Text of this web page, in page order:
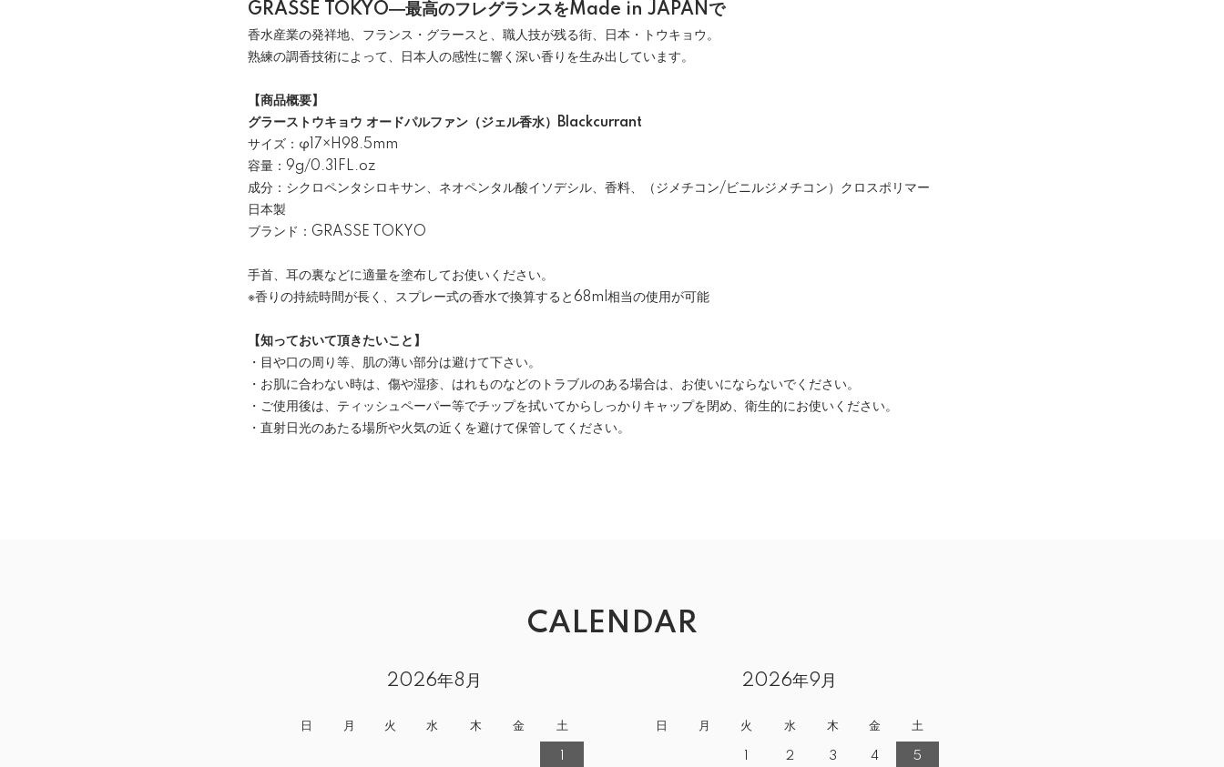
GRASSE TOKYO―最高のフレグランスをMade in JAPANで
香水産業の発祥地、フランス・グラースと、職人技が残る街、日本・トウキョウ。
熟練の調香技術によって、日本人の感性に響く深い香りを生み出しています。
【商品概要】
グラーストウキョウ オードパルファン（ジェル香水）Blackcurrant
サイズ：φ17×H98.5mm
容量：9g/0.31FL.oz
成分：シクロペンタシロキサン、ネオペンタル酸イソデシル、香料、（ジメチコン/ビニルジメチコン）クロスポリマー
日本製
ブランド：GRASSE TOKYO
手首、耳の裏などに適量を塗布してお使いください。
※香りの持続時間が長く、スプレー式の香水で換算すると68ml相当の使用が可能
【知っておいて頂きたいこと】
・目や口の周り等、肌の薄い部分は避けて下さい。
・お肌に合わない時は、傷や湿疹、はれものなどのトラブルのある場合は、お使いにならないでください。
・ご使用後は、ティッシュペーパー等でチップを拭いてからしっかりキャップを閉め、衛生的にお使いください。
・直射日光のあたる場所や火気の近くを避けて保管してください。
CALENDAR
2026年8月
日 月 火 水 木 金 土
2026年9月
日 月 火 水 木 金 土
2 3 4 5